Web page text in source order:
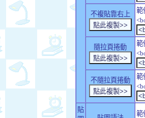
不複貼靠右上
範
隨拉頁捲動
範
不隨拉頁捲動
範
貼
範